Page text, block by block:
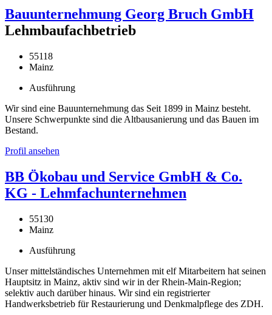
Bauunternehmung Georg Bruch GmbH
Lehmbaufachbetrieb
55118
Mainz
Ausführung
Wir sind eine Bauunternehmung das Seit 1899 in Mainz besteht.
Unsere Schwerpunkte sind die Altbausanierung und das Bauen im
Bestand.
Profil ansehen
BB Ökobau und Service GmbH & Co.
KG - Lehmfachunternehmen
55130
Mainz
Ausführung
Unser mittelständisches Unternehmen mit elf Mitarbeitern hat seinen
Hauptsitz in Mainz, aktiv sind wir in der Rhein-Main-Region;
selektiv auch darüber hinaus. Wir sind ein registrierter
Handwerksbetrieb für Restaurierung und Denkmalpflege des ZDH.